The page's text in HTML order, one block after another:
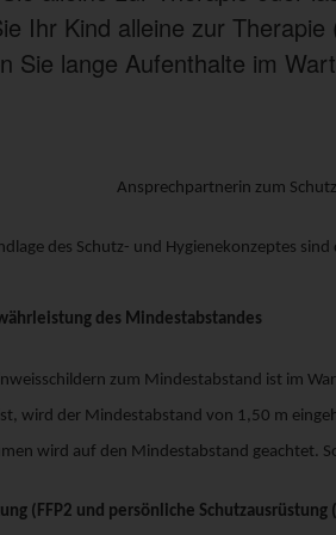
Ihr Kind alleine zur
Sie lange Aufenthalte im
Ansprechpartnerin zum
des Schutz- und Hygienekonzeptes
des Mindestabstandes
zum Mindestabstand ist im
wird der Mindestabstand von 1,50 m
wird auf den Mindestabstand geachtet.
(FFP2 und persönliche Schutzausrüstung